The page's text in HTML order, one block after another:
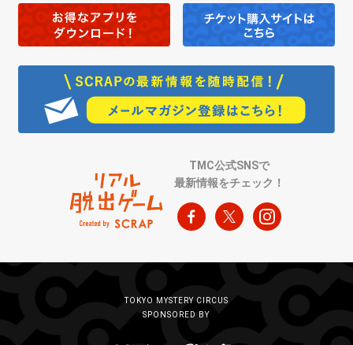
TMC公式SNSで
最新情報をチェック！
TOKYO MYSTERY CIRCUS
SPONSORED BY